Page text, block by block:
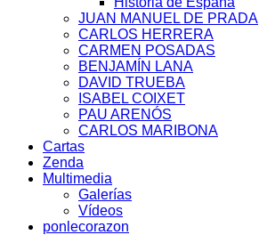
JUAN MANUEL DE PRADA
CARLOS HERRERA
CARMEN POSADAS
BENJAMÍN LANA
DAVID TRUEBA
ISABEL COIXET
PAU ARENÓS
CARLOS MARIBONA
Cartas
Zenda
Multimedia
Galerías
Vídeos
ponlecorazon